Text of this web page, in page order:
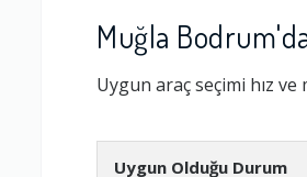
Muğla
Uygun araç seçimi hız
Uygun Olduğu Durum